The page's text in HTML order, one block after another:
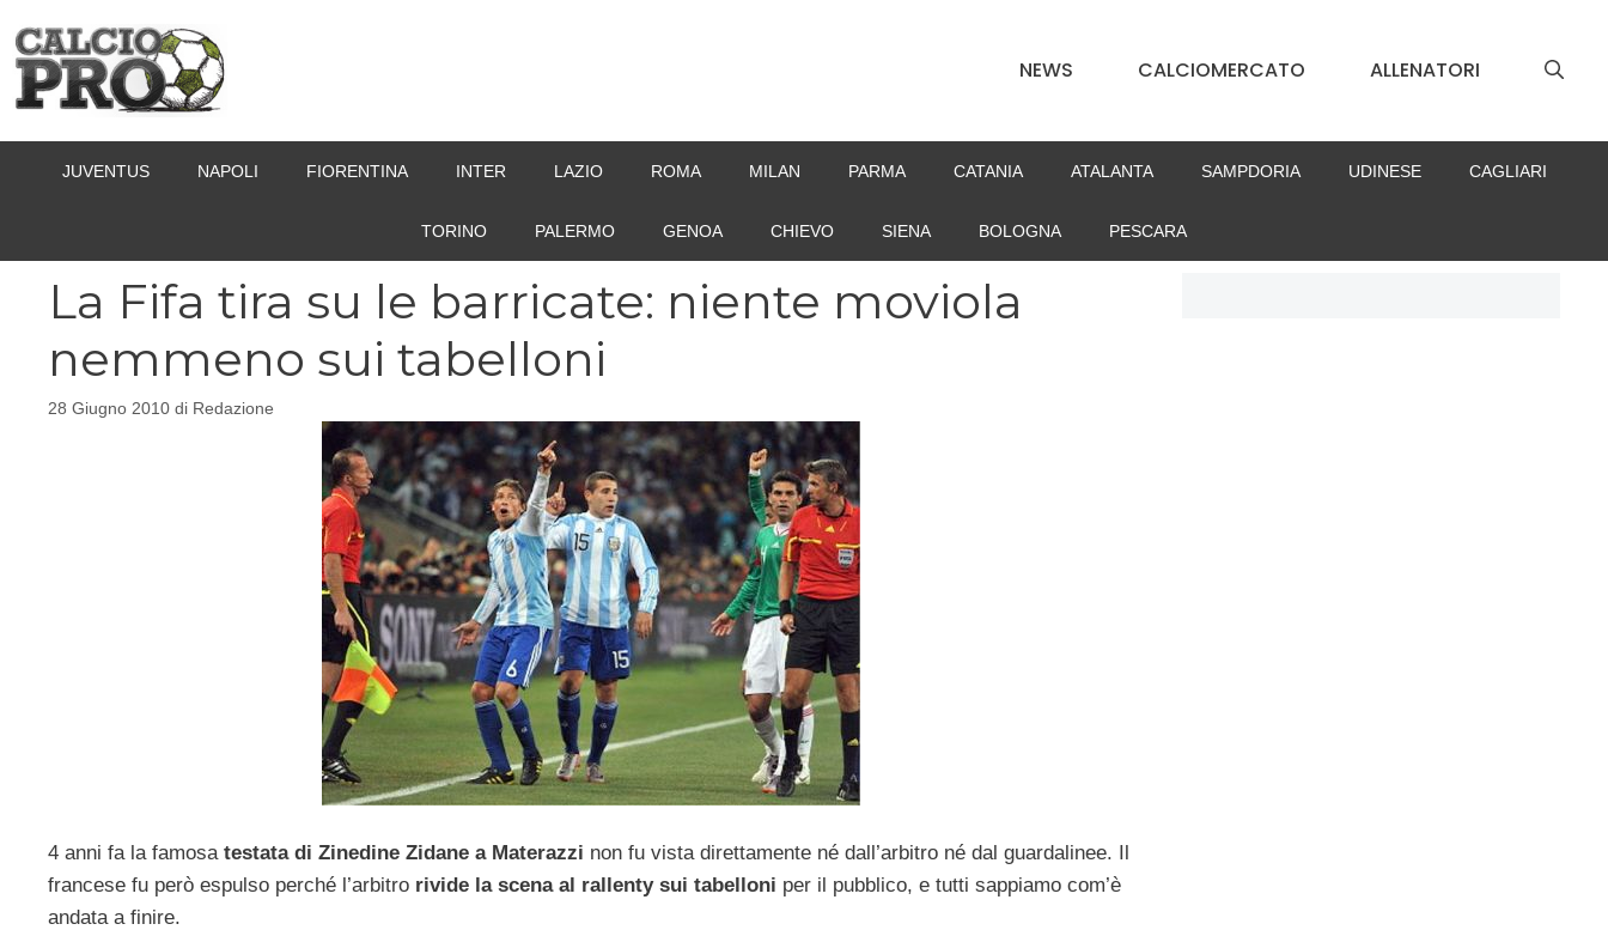
contenuto
NEWS CALCIOMERCATO ALLENATORI
JUVENTUS NAPOLI FIORENTINA INTER LAZIO ROMA MILAN PARMA CATANIA ATALANTA SAMPDORIA UDINESE CAGLIARI
TORINO PALERMO GENOA CHIEVO SIENA BOLOGNA PESCARA
La Fifa tira su le barricate: niente moviola
nemmeno sui tabelloni
28 Giugno 2010 di Redazione
4 anni fa la famosa testata di Zinedine Zidane a Materazzi non fu vista direttamente né dall’arbitro né dal guardalinee. Il
francese fu però espulso perché l’arbitro rivide la scena al rallenty sui tabelloni per il pubblico, e tutti sappiamo com’è
andata a finire.